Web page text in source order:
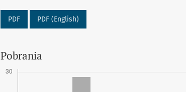
PDF PDF (English)
Pobrania